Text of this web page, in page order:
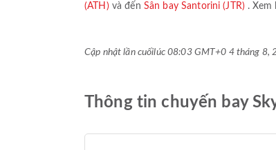
(ATH) và đến Sân bay Santorini (JTR) .
Cập nhật lần cuốilúc 08:03 GMT+0 4 tháng 8,
Thông tin chuyến bay